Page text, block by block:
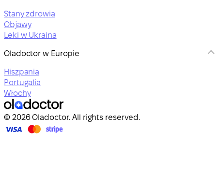
Stany zdrowia
Objawy
Leki w Ukraina
Oladoctor w Europie
Hiszpania
Portugalia
Włochy
© 2026 Oladoctor. All rights reserved.